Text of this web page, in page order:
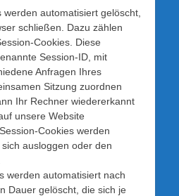
automatisiert gelöscht,
schließen. Dazu zählen
Cookies. Diese
Session-ID, mit
Anfragen Ihres
Sitzung zuordnen
Ihr Rechner wiedererkannt
unsere Website
Cookies werden
ausloggen oder den
werden automatisiert nach
Dauer gelöscht, die sich je